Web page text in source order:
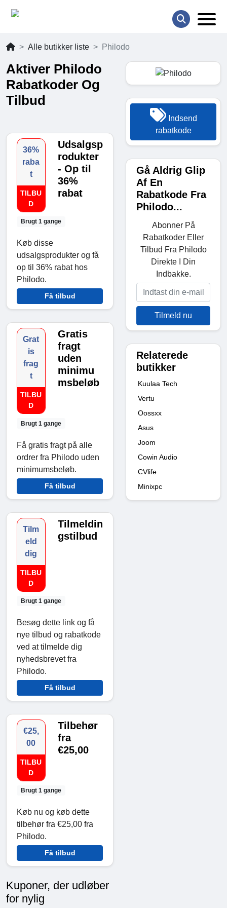
Alle butikker liste Philodo
Aktiver Philodo
Rabatkoder Og
Tilbud
36%
raba
t
TILBU
D
Brugt 1 gange
Udsalgsp
rodukter
- Op til
36%
rabat
Køb disse
udsalgsprodukter og få
op til 36% rabat hos
Philodo.
Få tilbud
Grat
is
frag
t
TILBU
D
Brugt 1 gange
Gratis
fragt
uden
minimu
msbeløb
Få gratis fragt på alle
ordrer fra Philodo uden
minimumsbeløb.
Få tilbud
Tilm
eld
dig
TILBU
D
Brugt 1 gange
Tilmeldin
gstilbud
Besøg dette link og få
nye tilbud og rabatkode
ved at tilmelde dig
nyhedsbrevet fra
Philodo.
Få tilbud
€25,
00
TILBU
D
Brugt 1 gange
Tilbehør
fra
€25,00
Køb nu og køb dette
tilbehør fra €25,00 fra
Philodo.
Få tilbud
Kuponer, der udløber
for nylig
Indsend
rabatkode
Gå Aldrig Glip
Af En
Rabatkode Fra
Philodo...
Abonner På
Rabatkoder Eller
Tilbud Fra Philodo
Direkte I Din
Indbakke.
Tilmeld nu
Relaterede
butikker
Kuulaa Tech
Vertu
Oossxx
Asus
Joom
Cowin Audio
CVlife
Minixpc